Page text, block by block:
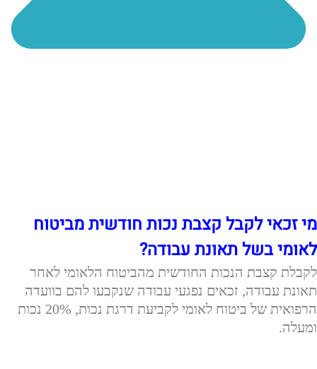
מי זכאי לקבל קצבת נכות חודשית מביטוח
לאומי בשל תאונת עבודה?
לקבלת קצבת הנכות החודשית מהביטוח הלאומי לאחר
תאונת עבודה, זכאים נפגעי עבודה שנקבעו להם בוועדה
הרפואית של ביטוח לאומי לקביעת דרגת נכות, 20% נכות
ומעלה.